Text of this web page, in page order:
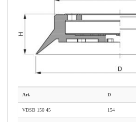
Art. D
VDSB 150 45 154